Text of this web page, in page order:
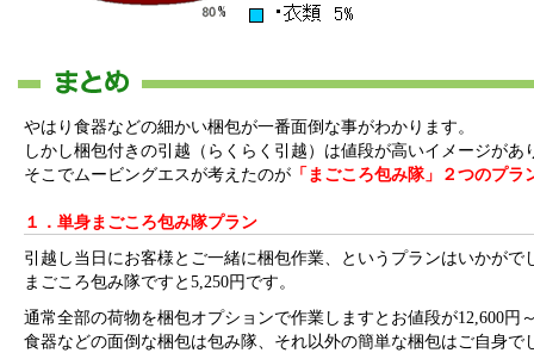
やはり食器などの細かい梱包が一番面倒な事がわかります。
しかし梱包付きの引越（らくらく引越）は値段が高いイメージがあ
そこでムービングエスが考えたのが 「まごころ包み隊」２つのプラ
１．単身まごころ包み隊プラン
引越し当日にお客様とご一緒に梱包作業、というプランはいかがで
まごころ包み隊ですと5,250円です。
通常全部の荷物を梱包オプションで作業しますとお値段が12,600円
食器などの面倒な梱包は包み隊、それ以外の簡単な梱包はご自身で